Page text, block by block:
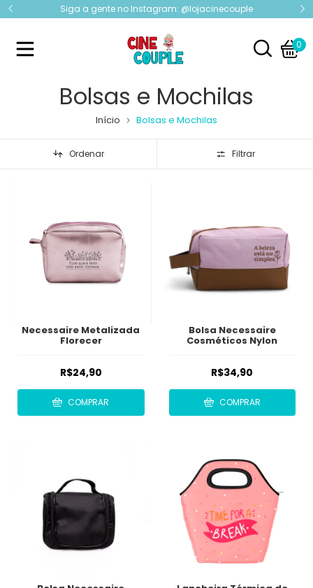
Siga a gente no Instagram: @lojacinecouple
0
Bolsas e Mochilas
Início Bolsas e Mochilas
Ordenar Filtrar
Necessaire Metalizada
Florecer
R$24,90
COMPRAR
Bolsa Necessaire
Cosméticos Nylon
R$34,90
COMPRAR